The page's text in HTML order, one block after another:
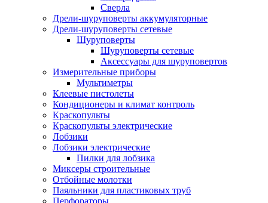
Сверла
Дрели-шуруповерты аккумуляторные
Дрели-шуруповерты сетевые
Шуруповерты
Шуруповерты сетевые
Аксессуары для шуруповертов
Измерительные приборы
Мультиметры
Клеевые пистолеты
Кондиционеры и климат контроль
Краскопульты
Краскопульты электрические
Лобзики
Лобзики электрические
Пилки для лобзика
Миксеры строительные
Отбойные молотки
Паяльники для пластиковых труб
Перфораторы